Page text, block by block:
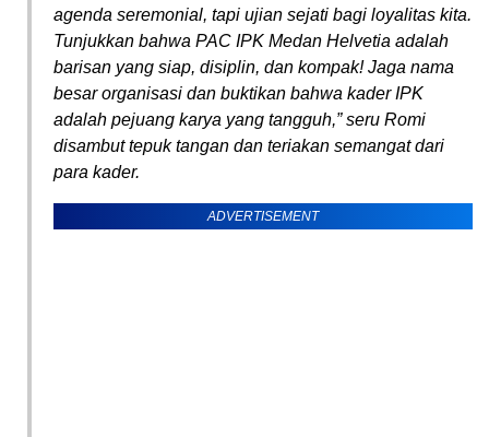
agenda seremonial, tapi ujian sejati bagi loyalitas kita.
Tunjukkan bahwa PAC IPK Medan Helvetia adalah
barisan yang siap, disiplin, dan kompak! Jaga nama
besar organisasi dan buktikan bahwa kader IPK
adalah pejuang karya yang tangguh,” seru Romi
disambut tepuk tangan dan teriakan semangat dari
para kader.
ADVERTISEMENT